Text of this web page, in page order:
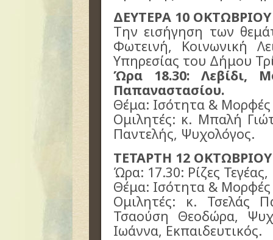
ΔΕΥΤΕΡΑ 10 ΟΚΤΩΒΡΙΟΥ
Την εισήγηση των
Φωτεινή, Κοινωνική
Υπηρεσίας του Δήμου
Ώρα 18.30: Λεβίδι,
Παπαναστασίου.
Θέμα: Ισότητα &
Ομιλητές: κ. Μπαλή
Παντελής, Ψυχολόγος.
ΤΕΤΑΡΤΗ 12 ΟΚΤΩΒΡΙΟΥ
Ώρα: 17.30: Ρίζες
Θέμα: Ισότητα &
Ομιλητές: κ. Τσελάς
Τσαούση Θεοδώρα,
Ιωάννα, Εκπαιδευτικός.